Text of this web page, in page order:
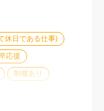
休日である仕事)
応援
制服あり